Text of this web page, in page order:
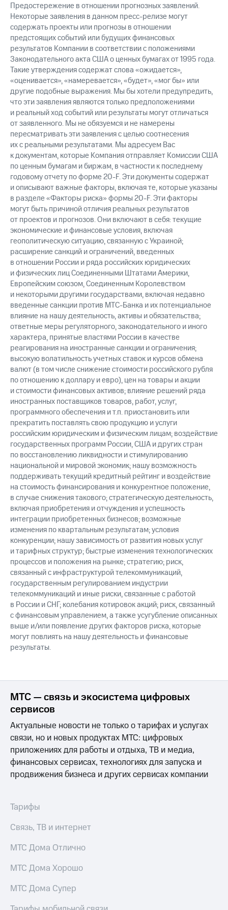
Предостережение в отношении прогнозных заявлений.
Некоторые заявления в данном пресс-релизе могут
содержать проекты или прогнозы в отношении
предстоящих событий или будущих финансовых
результатов Компании в соответствии с положениями
Законодательного акта США о ценных бумагах от 1995 года.
Такие утверждения содержат слова «ожидается»,
«оценивается», «намеревается», «будет», «мог бы» или
другие подобные выражения. Мы бы хотели предупредить,
что эти заявления являются только предположениями
и реальный ход событий или результаты могут отличаться
от заявленного. Мы не обязуемся и не намерены
пересматривать эти заявления с целью соотнесения
их с реальными результатами. Мы адресуем Вас
к документам, которые Компания отправляет Комиссии США
по ценным бумагам и биржам, в частности к последнему
годовому отчету по форме 20-F. Эти документы содержат
и описывают важные факторы, включая те, которые указаны
в разделе «Факторы риска» формы 20-F. Эти факторы
могут быть причиной отличия реальных результатов
от проектов и прогнозов. Они включают в себя: текущие
экономические и финансовые условия, включая
геополитическую ситуацию, связанную с Украиной;
расширение санкций и ограничений, введенных
в отношении России и ряда российских юридических
и физических лиц Соединенными Штатами Америки,
Европейским союзом, Соединенным Королевством
и некоторыми другими государствами, включая недавно
введенные санкции против МТС-Банка и их потенциальное
влияние на нашу деятельность, активы и обязательства;
ответные меры регуляторного, законодательного и иного
характера, принятые властями России в качестве
реагирования на иностранные санкции и ограничения;
высокую волатильность учетных ставок и курсов обмена
валют (в том числе снижение стоимости российского рубля
по отношению к доллару и евро), цен на товары и акции
и стоимости финансовых активов; влияние решений ряда
иностранных поставщиков товаров, работ, услуг,
программного обеспечения и т.п. приостановить или
прекратить поставлять свою продукцию и услуги
российским юридическим и физическим лицам; воздействие
государственных программ России, США и других стран
по восстановлению ликвидности и стимулированию
национальной и мировой экономик; нашу возможность
поддерживать текущий кредитный рейтинг и воздействие
на стоимость финансирования и конкурентное положение,
в случае снижения такового; стратегическую деятельность,
включая приобретения и отчуждения и успешность
интеграции приобретенных бизнесов; возможные
изменения по квартальным результатам; условия
конкуренции; нашу зависимость от развития новых услуг
и тарифных структур; быстрые изменения технологических
процессов и положения на рынке; стратегию; риск,
связанный с инфраструктурой телекоммуникаций,
государственным регулированием индустрии
телекоммуникаций и иные риски, связанные с работой
в России и СНГ; колебания котировок акций; риск, связанный
с финансовым управлением, а также усугубление описанных
выше и/или появление других факторов риска, которые
могут повлиять на нашу деятельность и финансовые
результаты.
МТС — связь и экосистема цифровых
сервисов
Актуальные новости не только о тарифах и услугах
связи, но и новых продуктах МТС: цифровых
приложениях для работы и отдыха, ТВ и медиа,
финансовых сервисах, технологиях для запуска и
продвижения бизнеса и других сервисах компании
Тарифы
Связь, ТВ и интернет
МТС Дома Отлично
МТС Дома Хорошо
МТС Дома Супер